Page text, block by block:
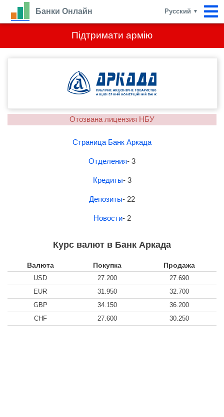
Підтримати армію
Банки Онлайн Русский ▼
Отозвана лицензия НБУ
Страница Банк Аркада
Отделения- 3
Кредиты- 3
Депозиты- 22
Новости- 2
Курс валют в Банк Аркада
Валюта Покупка Продажа
USD 27.200
27.690
EUR
31.950
32.700
GBP
34.150
36.200
CHF
27.600 30.250